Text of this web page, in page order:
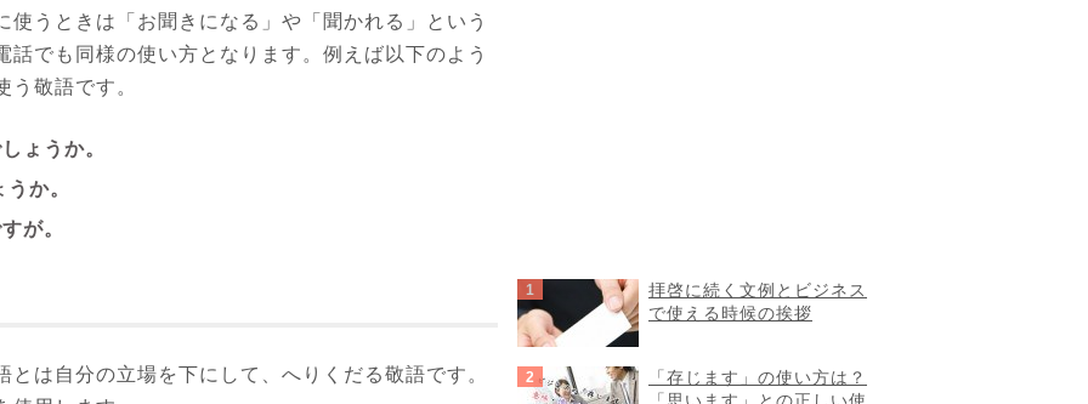
うときは「お聞きになる」や「聞かれる」という
でも同様の使い方となります。例えば以下のよう
敬語です。
ょうか。
か。
が。
は自分の立場を下にして、へりくだる敬語です。
拝啓に続く文例とビジネス
で使える時候の挨拶
「存じます」の使い方は？